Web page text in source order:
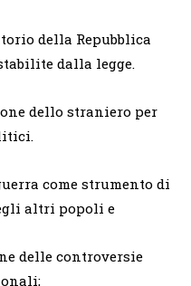
della Repubblica
dalla legge.
dello straniero per
come strumento di
altri popoli e
delle controversie